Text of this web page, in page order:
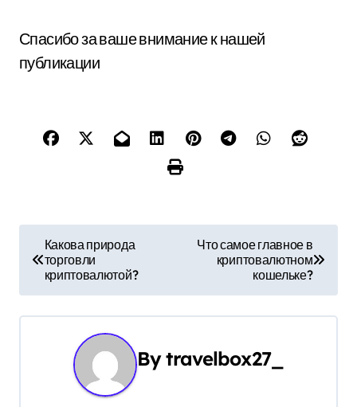
Спасибо за ваше внимание к нашей
публикации
в
Какова природа
торговли
криптовалютой?
Что самое главное в
криптовалютном
кошельке?
Bytravelbox27_